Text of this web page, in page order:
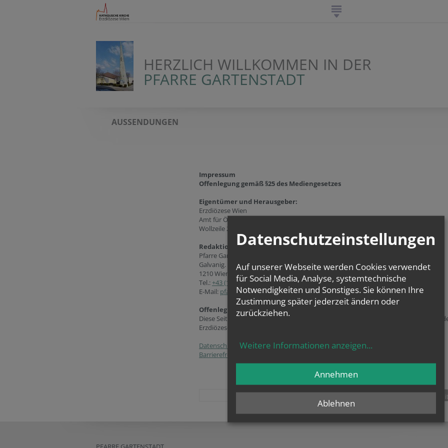
HERZLICH WILLKOMMEN IN DER
PFARRE GARTENSTADT
AUSSENDUNGEN
Impressum
Offenlegung gemäß §25 des Mediengesetzes
Eigentümer und Herausgeber:
Erzdiözese Wien
Amt für Öffentlichkeitsarbeit und Kommunikation
Wollzeile 2, 1010 Wien
Redaktion:
Pfarre Gartenstadt
Galvanig. 1-3
1210 Wien
Tel.: +43 (1) 271 52 83
E-Mail: pfarre.gartenstadt@katholischekirche.at
Offenlegung zur grundlegenden Richtung:
Diese Seite ist der Webauftritt von Pfarre Gartenstadt im Rahmen des Webportals
Erzdiözese Wien.
Datenschutzerklärung
Barrierefreiheitserklärung
pin it
Datenschutzeinstellungen
Auf unserer Webseite werden Cookies verwendet
für Social Media, Analyse, systemtechnische
Notwendigkeiten und Sonstiges. Sie können Ihre
Zustimmung später jederzeit ändern oder
zurückziehen.
Weitere Informationen anzeigen...
Ablehnen
Annehmen